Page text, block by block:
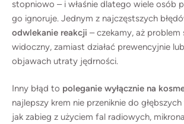
stopniowo – i właśnie dlatego wiele osób
go ignoruje. Jednym z najczęstszych
odwlekanie reakcji – czekamy, aż problem
widoczny, zamiast działać prewencyjnie
objawach utraty jędrności.
Inny błąd to poleganie wyłącznie na
najlepszy krem nie przeniknie do
jak zabieg z użyciem fal radiowych,